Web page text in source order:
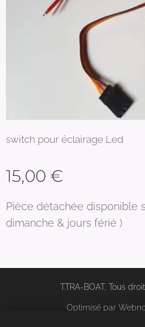
switch pour éclairage Led
15,00 €
Pièce détachée disponible
dimanche & jours férié )
T.TRA-BOAT, Tous
Optimisé par